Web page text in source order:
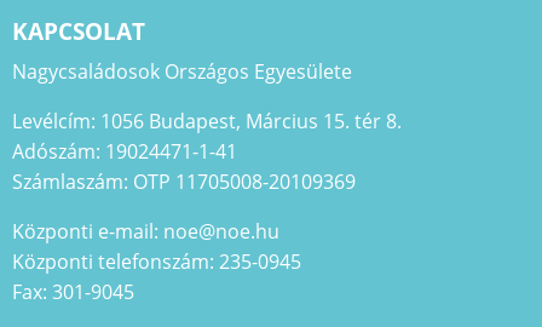
KAPCSOLAT
Nagycsaládosok Országos Egyesülete
Levélcím: 1056 Budapest, Március 15. tér 8.
Adószám: 19024471-1-41
Számlaszám: OTP 11705008-20109369
Központi e-mail: noe@noe.hu
Központi telefonszám: 235-0945
Fax: 301-9045